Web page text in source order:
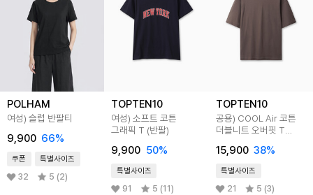
POLHAM
여성) 슬럽 반팔티
9,900 66%
쿠폰 특별사이즈
32 5 (2)
TOPTEN10
여성) 소프트 코튼
그래픽 T (반팔)
9,900 50%
특별사이즈
91 5 (11)
TOPTEN10
공용) COOL Air 코튼
더블니트 오버핏 T
15,900 38%
특별사이즈
21 5 (3)